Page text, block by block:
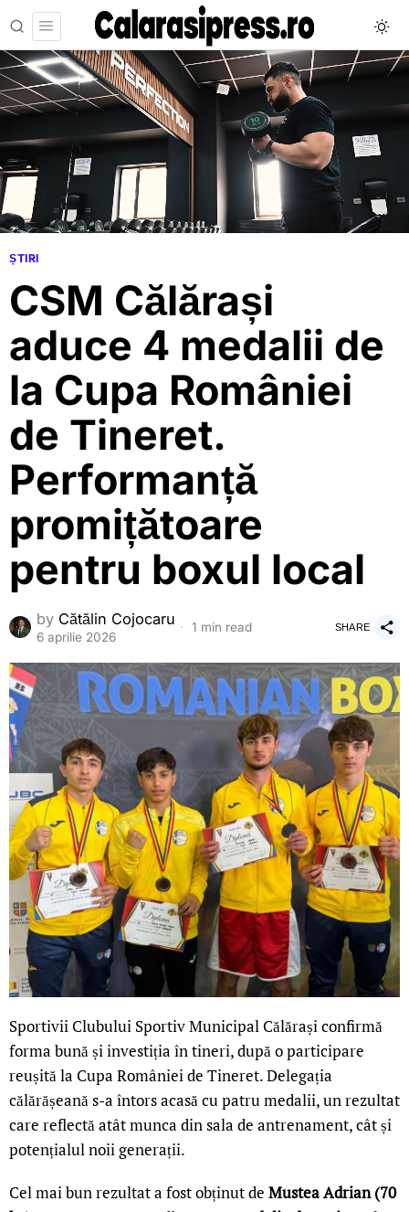
ȘTIRI
CSM Călărași
aduce 4 medalii de
la Cupa României
de Tineret.
Performanță
promițătoare
pentru boxul local
by Cătălin Cojocaru
6 aprilie 2026
1 min read SHARE
Sportivii Clubului Sportiv Municipal Călărași confirmă
forma bună și investiția în tineri, după o participare
reușită la Cupa României de Tineret. Delegația
călărășeană s-a întors acasă cu patru medalii, un rezultat
care reflectă atât munca din sala de antrenament, cât și
potențialul noii generații.
Cel mai bun rezultat a fost obținut de Mustea Adrian (70